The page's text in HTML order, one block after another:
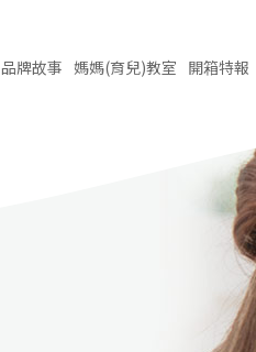
品牌故事 媽媽(育兒)教室 開箱特報